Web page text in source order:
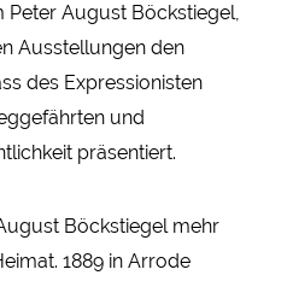
Peter August Böckstiegel,
Ausstellungen den
des Expressionisten
und
präsentiert.
Böckstiegel mehr
1889 in Arrode